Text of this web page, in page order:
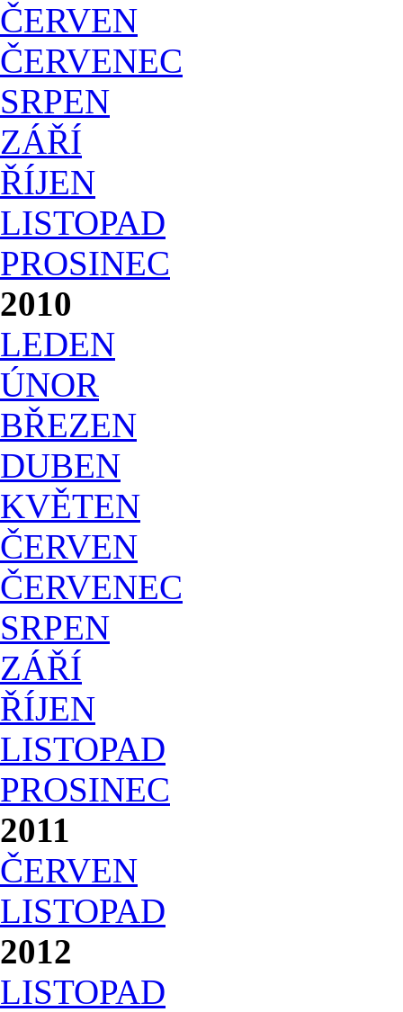
ČERVEN
ČERVENEC
SRPEN
ZÁŘÍ
ŘÍJEN
LISTOPAD
PROSINEC
2010
LEDEN
ÚNOR
BŘEZEN
DUBEN
KVĚTEN
ČERVEN
ČERVENEC
SRPEN
ZÁŘÍ
ŘÍJEN
LISTOPAD
PROSINEC
2011
ČERVEN
LISTOPAD
2012
LISTOPAD